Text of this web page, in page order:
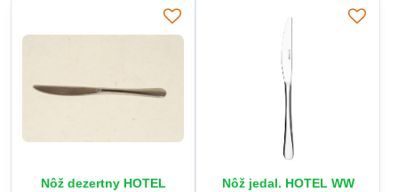
Nôž dezertny HOTEL Nôž jedal. HOTEL WW